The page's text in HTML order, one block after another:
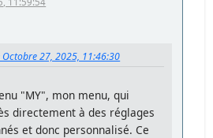
27, 2025, 11:46:30
"MY", mon menu, qui
directement à des réglages
et donc personnalisé. Ce